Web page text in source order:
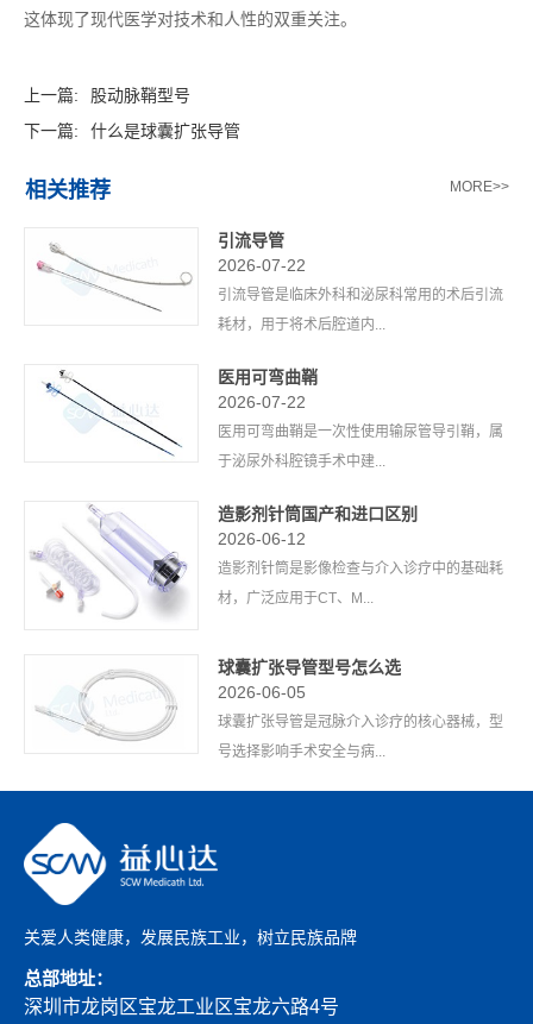
这体现了现代医学对技术和人性的双重关注。
上一篇:
股动脉鞘型号
下一篇:
什么是球囊扩张导管
相关推荐 MORE>>
引流导管
2026-07-22
引流导管是临床外科和泌尿科常用的术后引流
耗材，用于将术后腔道内...
医用可弯曲鞘
2026-07-22
医用可弯曲鞘是一次性使用输尿管导引鞘，属
于泌尿外科腔镜手术中建...
造影剂针筒国产和进口区别
2026-06-12
造影剂针筒是影像检查与介入诊疗中的基础耗
材，广泛应用于CT、M...
球囊扩张导管型号怎么选
2026-06-05
球囊扩张导管是冠脉介入诊疗的核心器械，型
号选择影响手术安全与病...
关爱人类健康，发展民族工业，树立民族品牌
总部地址：
深圳市龙岗区宝龙工业区宝龙六路4号